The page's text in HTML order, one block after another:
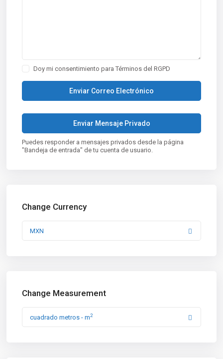
Doy mi consentimiento paraTérminos del RGPD
Puedes responder a mensajes privados desde la página
"Bandeja de entrada" de tu cuenta de usuario.
Change Currency
MXN
Change Measurement
cuadrado metros - m2